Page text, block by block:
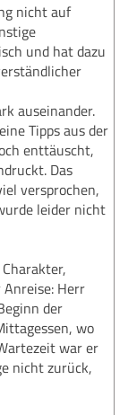
nicht auf
und hat dazu
auseinander.
Tipps aus der
enttäuscht,
Das
versprochen,
leider nicht
Anreise: Herr
der
wo
war er
nicht zurück,